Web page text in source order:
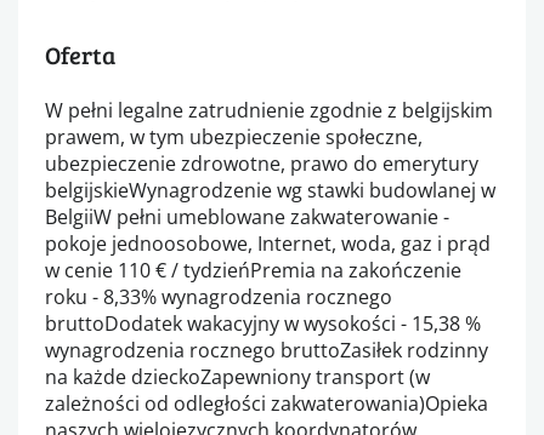
Oferta
W pełni legalne zatrudnienie zgodnie z belgijskim
prawem, w tym ubezpieczenie społeczne,
ubezpieczenie zdrowotne, prawo do emerytury
belgijskieWynagrodzenie wg stawki budowlanej w
BelgiiW pełni umeblowane zakwaterowanie -
pokoje jednoosobowe, Internet, woda, gaz i prąd
w cenie 110 € / tydzieńPremia na zakończenie
roku - 8,33% wynagrodzenia rocznego
bruttoDodatek wakacyjny w wysokości - 15,38 %
wynagrodzenia rocznego bruttoZasiłek rodzinny
na każde dzieckoZapewniony transport (w
zależności od odległości zakwaterowania)Opieka
naszych wielojęzycznych koordynatorów